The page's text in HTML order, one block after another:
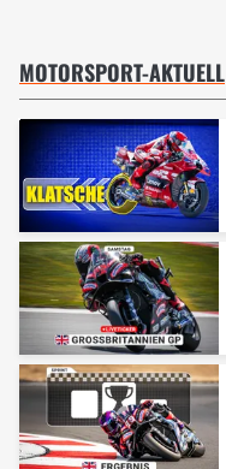
MOTORSPORT-AKTUELL